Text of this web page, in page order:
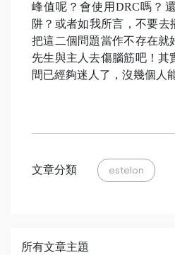
峰值呢？會使用DRC嗎？
阱？或者如我所言，不要去
把這二個問題當作不存在就
先生與主人去傷腦筋吧！其
間已經夠迷人了，沒幾個人
文章分類 estelon
所有文章主題